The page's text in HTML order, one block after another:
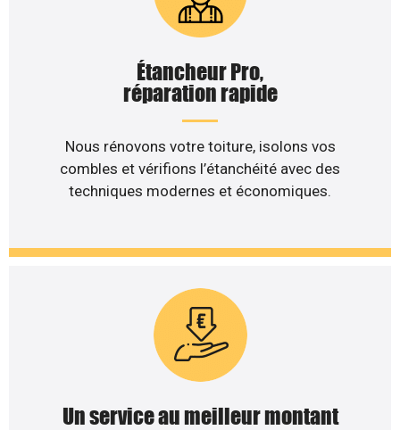
Étancheur Pro,
réparation rapide
Nous rénovons votre toiture, isolons vos
combles et vérifions l’étanchéité avec des
techniques modernes et économiques.
Un service au meilleur montant